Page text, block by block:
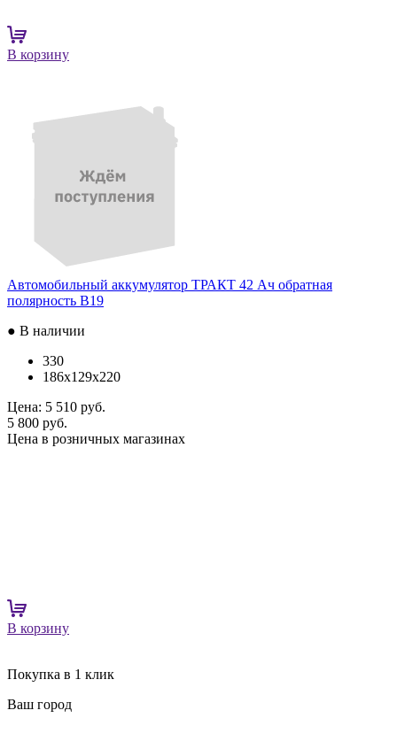
В корзину
Автомобильный аккумулятор ТРАКТ 42 Ач обратная
полярность B19
● В наличии
330
186x129x220
Цена: 5 510 руб.
5 800 руб.
Цена в розничных магазинах
В корзину
Покупка в 1 клик
Ваш город